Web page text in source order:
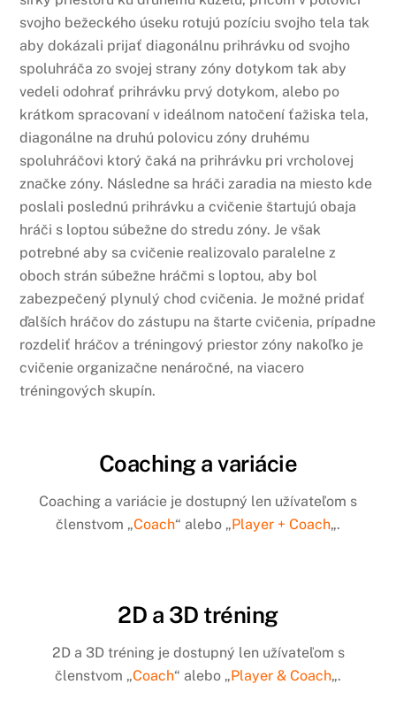
svojho bežeckého úseku rotujú pozíciu svojho tela tak
aby dokázali prijať diagonálnu prihrávku od svojho
spoluhráča zo svojej strany zóny dotykom tak aby
vedeli odohrať prihrávku prvý dotykom, alebo po
krátkom spracovaní v ideálnom natočení ťažiska tela,
diagonálne na druhú polovicu zóny druhému
spoluhráčovi ktorý čaká na prihrávku pri vrcholovej
značke zóny. Následne sa hráči zaradia na miesto kde
poslali poslednú prihrávku a cvičenie štartujú obaja
hráči s loptou súbežne do stredu zóny. Je však
potrebné aby sa cvičenie realizovalo paralelne z
oboch strán súbežne hráčmi s loptou, aby bol
zabezpečený plynulý chod cvičenia. Je možné pridať
ďalších hráčov do zástupu na štarte cvičenia, prípadne
rozdeliť hráčov a tréningový priestor zóny nakoľko je
cvičenie organizačne nenáročné, na viacero
tréningových skupín.
Coaching a variácie
Coaching a variácie je dostupný len užívateľom s
členstvom „Coach“ alebo „Player + Coach„.
2D a 3D tréning
2D a 3D tréning je dostupný len užívateľom s
členstvom „Coach“ alebo „Player & Coach„.